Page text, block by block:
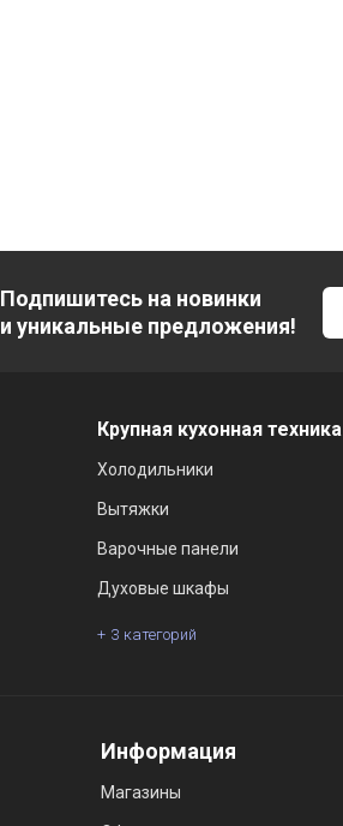
Подпишитесь на новинки
и уникальные предложения!
Крупная кухонная техника
Холодильники
Вытяжки
Варочные панели
Духовые шкафы
3 категорий
Информация
Магазины